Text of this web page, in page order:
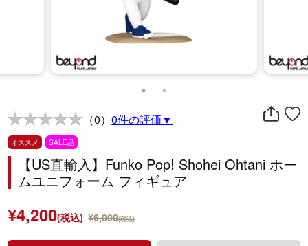
（0）0件の評価▼
オススメ SALE品
【US直輸入】Funko Pop! Shohei Ohtani ホー
ムユニフォーム フィギュア
¥4,200(税込) ¥6,000(税込)